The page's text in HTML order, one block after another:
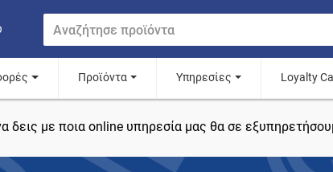
Προϊόντα Υπηρεσίες Loyalty
δεις με ποια online υπηρεσία μας θα σε